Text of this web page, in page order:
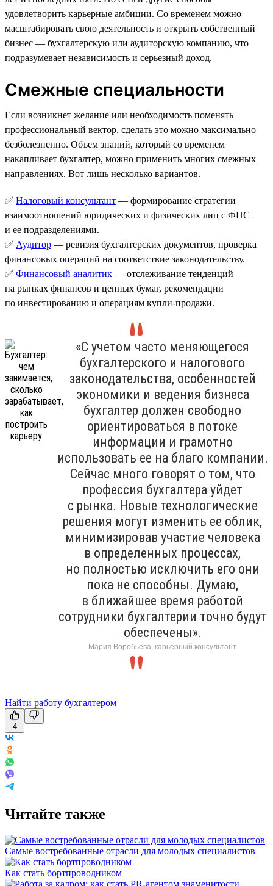
удовлетворить карьерные амбиции. Со временем можно
масштабировать свою деятельность и открыть собственный
бизнес — бухгалтерскую или аудиторскую компанию, что
подразумевает независимость и серьезный доход.
Смежные специальности
Если возникнет желание или необходимость поменять
профессиональный вектор, сделать это можно максимально
безболезненно. Объем знаний, который со временем
накапливает бухгалтер, можно применить многих смежных
направлениях. Вот лишь несколько вариантов.
✅ Налоговый консультант — формирование стратегии
взаимоотношений юридических и физических лиц с ФНС
и ее подразделениями.
✅ Аудитор — ревизия бухгалтерских документов, проверка
финансовых операций на соответствие законодательству.
✅ Финансовый аналитик — отслеживание тенденций
на рынках финансов и ценных бумаг, рекомендации
по инвестированию и операциям купли-продажи.
«С учетом часто меняющегося
бухгалтерского и налогового
законодательства, особенностей
экономики и ведения бизнеса
бухгалтер должен свободно
ориентироваться в потоке
информации и грамотно
использовать ее на благо компании.
Сейчас много говорят о том, что
профессия бухгалтера уйдет
с рынка. Новые технологические
решения могут изменить ее облик,
минимизировав участие человека
в определенных процессах,
но полностью исключить его они
пока не способны. Думаю,
в ближайшее время работой
сотрудники бухгалтерии точно будут
обеспечены».
Мария Воробьева, карьерный консультант
Найти работу бухгалтером
4
Читайте также
Самые востребованные отрасли для молодых специалистов
Как стать бортпроводником